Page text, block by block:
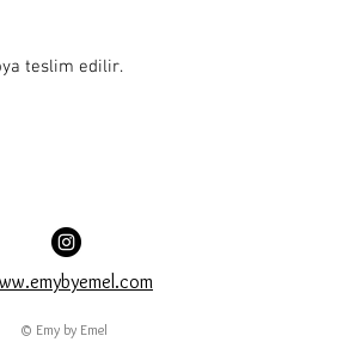
teslim edilir.
© Emy by Emel